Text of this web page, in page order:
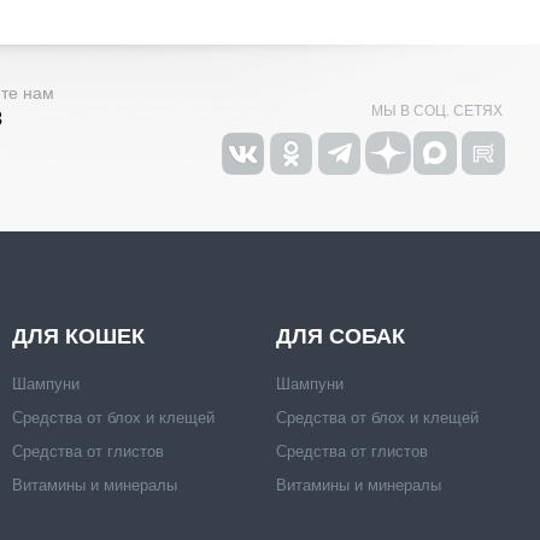
нам
МЫ В СОЦ. СЕТЯХ
ДЛЯ КОШЕК
Шампуни
Средства от блох и клещей
Средства от глистов
Витамины и минералы
ДЛЯ СОБАК
Шампуни
Средства от блох и клещей
Средства от глистов
Витамины и минералы